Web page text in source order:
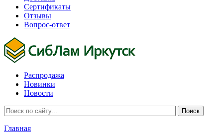
Сертификаты
Отзывы
Вопрос-ответ
Распродажа
Новинки
Новости
Главная